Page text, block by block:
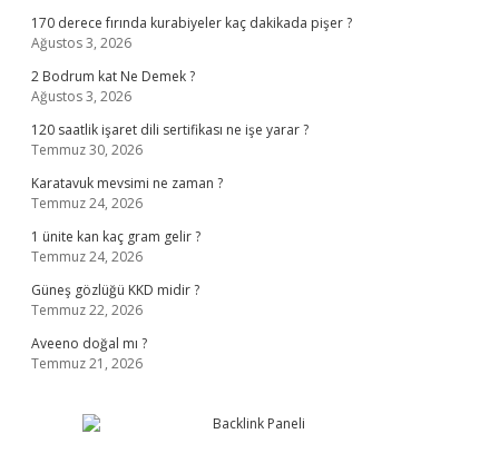
170 derece fırında kurabiyeler kaç dakikada pişer ?
Ağustos 3, 2026
2 Bodrum kat Ne Demek ?
Ağustos 3, 2026
120 saatlik işaret dili sertifikası ne işe yarar ?
Temmuz 30, 2026
Karatavuk mevsimi ne zaman ?
Temmuz 24, 2026
1 ünite kan kaç gram gelir ?
Temmuz 24, 2026
Güneş gözlüğü KKD midir ?
Temmuz 22, 2026
Aveeno doğal mı ?
Temmuz 21, 2026